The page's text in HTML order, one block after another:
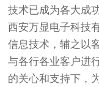
技术已成为各大成
西安万显电子科技
信息技术，辅之以
与各行各业客户进
的关心和支持下，